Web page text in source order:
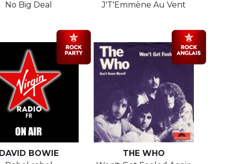
No Big Deal
J'T'Emmène Au Vent
DAVID BOWIE
THE WHO